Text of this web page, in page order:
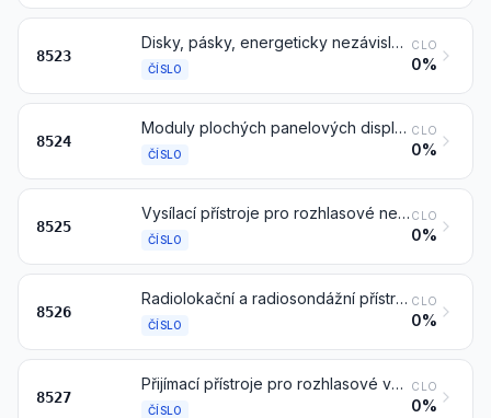
8523
Disky, pásky, energeticky nezávislá polovodičová paměťová zařízení, „čipové karty“ a jiná média pro záznam zvuku nebo jiného fenoménu, též nahraná, včetně matric a galvanických otisků pro výrobu disků, avšak kromě výrobků kapitoly 37
ČÍSLO
CLO
0%
8524
Moduly plochých panelových displejů, též s vestavěnými dotykovými obrazovkami
ČÍSLO
CLO
0%
8525
Vysílací přístroje pro rozhlasové nebo televizní vysílání, též obsahující přijímací zařízení nebo zařízení pro záznam nebo reprodukci zvuku; televizní kamery, digitální fotoaparáty a videokamery
ČÍSLO
CLO
0%
8526
Radiolokační a radiosondážní přístroje (radary), radionavigační přístroje a radiové přístroje pro dálkové řízení
ČÍSLO
CLO
0%
8527
Přijímací přístroje pro rozhlasové vysílání, též kombinované v jednom uzavření s přístrojem pro záznam nebo reprodukci zvuku nebo s hodinami
ČÍSLO
CLO
0%